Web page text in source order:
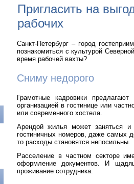
Пригласить на
рабочих
Санкт-Петербург – город
познакомиться с культурой
время рабочей вахты?
Сниму недорого
Грамотные кадровики
организацией в гостинице или
или современного хостела.
Арендой жилья может заняться и
гостиничных номеров, даже самых
то расходы становятся непосильны.
Расселение в частном секторе
оформление документов. И
проживание сотрудника.